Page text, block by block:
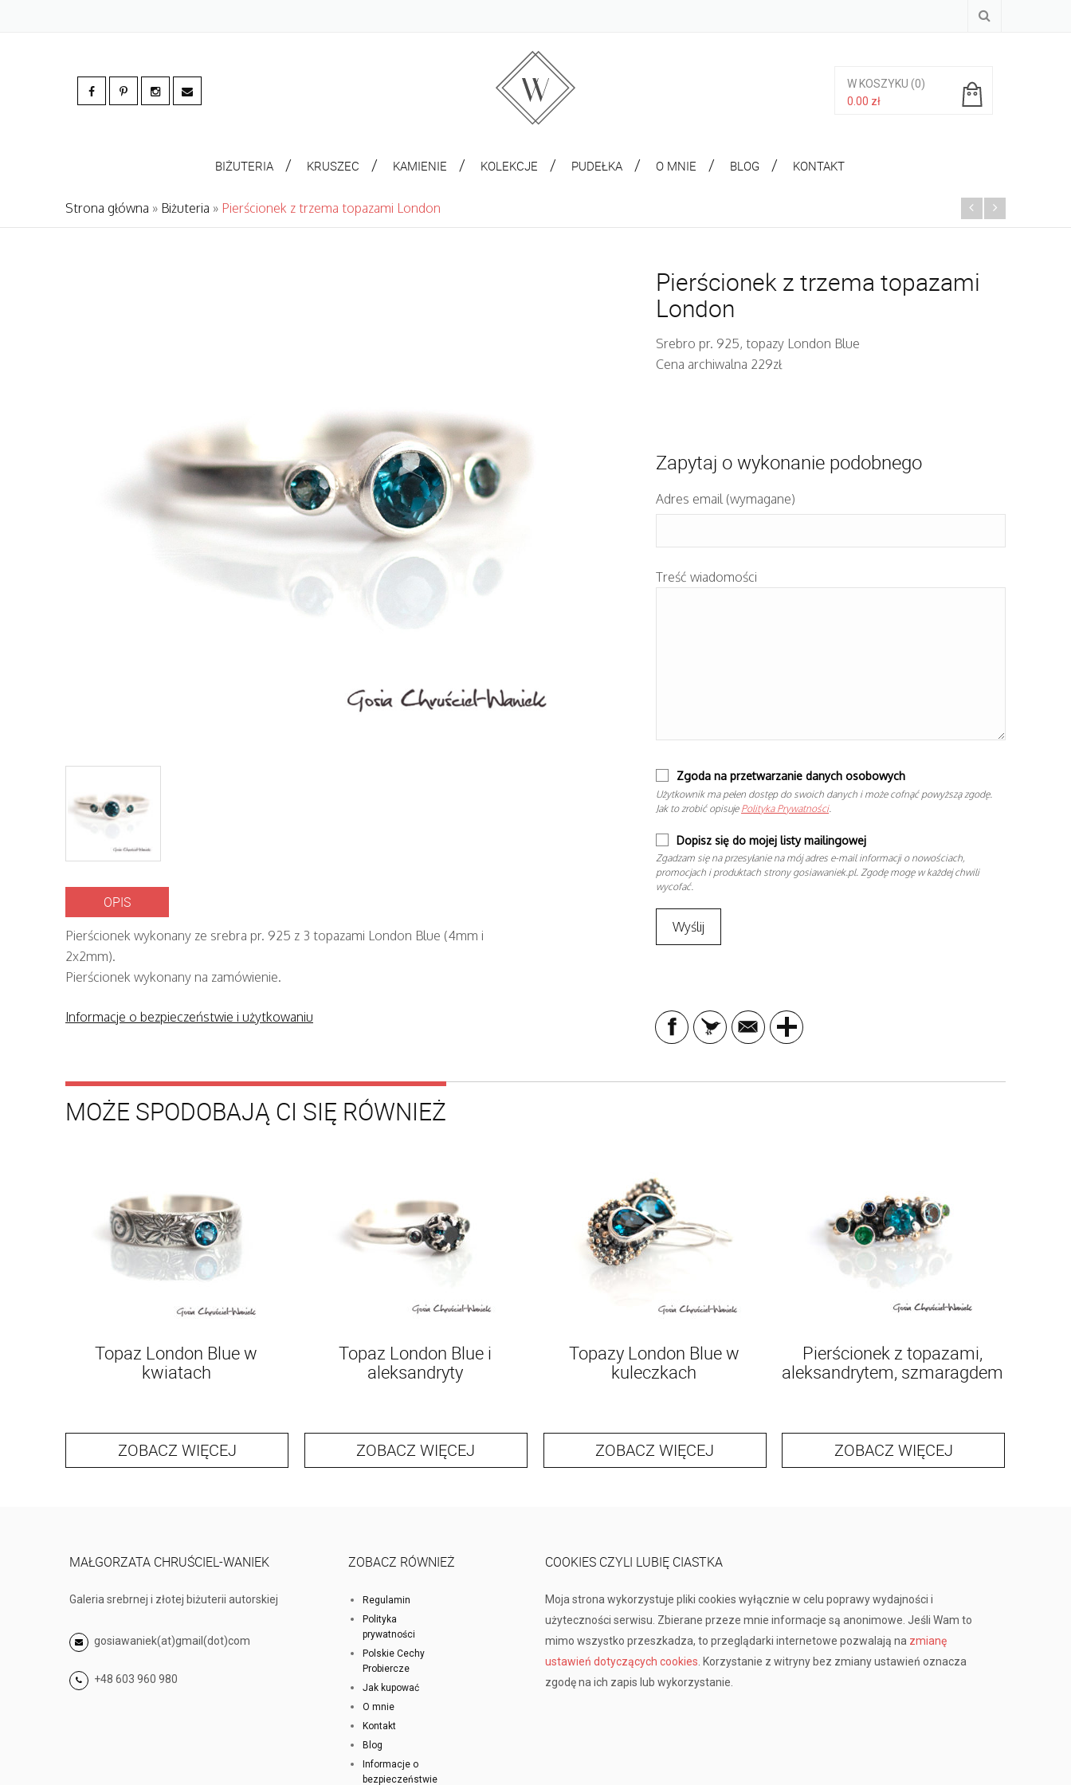
W KOSZYKU (0)
0.00 zł
BIŻUTERIA KRUSZEC KAMIENIE KOLEKCJE PUDEŁKA O MNIE BLOG KONTAKT
Strona główna » Biżuteria » Pierścionek z trzema topazami London
OPIS
Pierścionek wykonany ze srebra pr. 925 z 3 topazami London Blue (4mm i
2x2mm).
Pierścionek wykonany na zamówienie.
Informacje o bezpieczeństwie i użytkowaniu
Pierścionek z trzema topazami
London
Srebro pr. 925, topazy London Blue
Cena archiwalna 229zł
Zapytaj o wykonanie podobnego
Adres email (wymagane)
Treść wiadomości
Zgoda na przetwarzanie danych osobowych
Użytkownik ma pełen dostęp do swoich danych i może cofnąć powyższą zgodę.
Jak to zrobić opisuje Polityka Prywatności.
Dopisz się do mojej listy mailingowej
Zgadzam się na przesyłanie na mój adres e-mail informacji o nowościach,
promocjach i produktach strony gosiawaniek.pl. Zgodę mogę w każdej chwili
wycofać.
MOŻE SPODOBAJĄ CI SIĘ RÓWNIEŻ
Topaz London Blue w
kwiatach
ZOBACZ WIĘCEJ
Topaz London Blue i
aleksandryty
ZOBACZ WIĘCEJ
Topazy London Blue w
kuleczkach
ZOBACZ WIĘCEJ
Pierścionek z topazami,
aleksandrytem, szmaragdem
ZOBACZ WIĘCEJ
MAŁGORZATA CHRUŚCIEL-WANIEK
Galeria srebrnej i złotej biżuterii autorskiej
gosiawaniek(at)gmail(dot)com
+48 603 960 980
ZOBACZ RÓWNIEŻ
Regulamin
Polityka
prywatności
Polskie Cechy
Probiercze
Jak kupować
O mnie
Kontakt
Blog
Informacje o
bezpieczeństwie
COOKIES CZYLI LUBIĘ CIASTKA
Moja strona wykorzystuje pliki cookies wyłącznie w celu poprawy wydajności i
użyteczności serwisu. Zbierane przeze mnie informacje są anonimowe. Jeśli Wam to
mimo wszystko przeszkadza, to przeglądarki internetowe pozwalają na zmianę
ustawień dotyczących cookies . Korzystanie z witryny bez zmiany ustawień oznacza
zgodę na ich zapis lub wykorzystanie.